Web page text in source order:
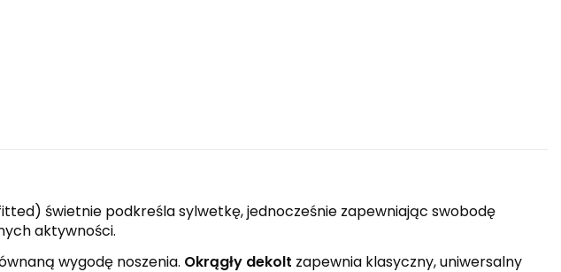
świetnie podkreśla sylwetkę, jednocześnie zapewniając swobodę
aktywności.
wygodę noszenia. Okrągły dekolt zapewnia klasyczny, uniwersalny